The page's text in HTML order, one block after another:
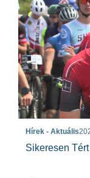
Hírek - Aktuális
Sikeresen